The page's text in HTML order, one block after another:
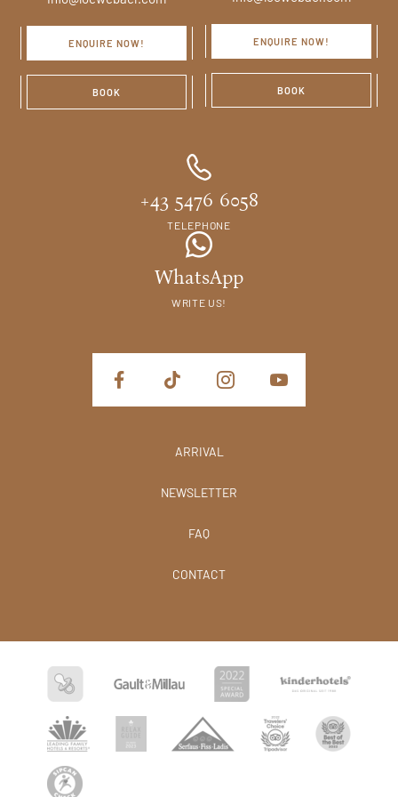
ENQUIRE NOW!
BOOK
+43 5476 6058
TELEPHONE
WhatsApp
WRITE US!
ENQUIRE NOW!
BOOK
ARRIVAL
NEWSLETTER
FAQ
CONTACT